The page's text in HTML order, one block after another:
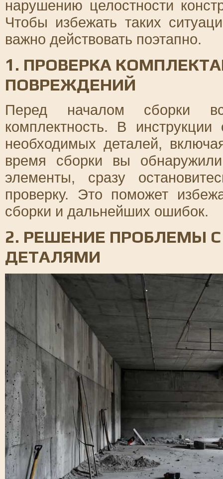
нарушению целостности
Чтобы избежать таких
важно действовать поэтапно.
1. ПРОВЕРКА
ПОВРЕЖДЕНИЙ
Перед началом сборки
комплектность. В
необходимых деталей,
время сборки вы
элементы, сразу
проверку. Это поможет
сборки и дальнейших ошибок.
2. РЕШЕНИЕ ПРОБЛЕМЫ
ДЕТАЛЯМИ